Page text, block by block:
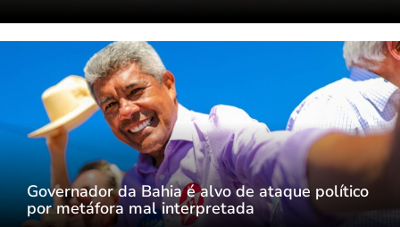
Governador da Bahia é alvo de ataque político
por metáfora mal interpretada